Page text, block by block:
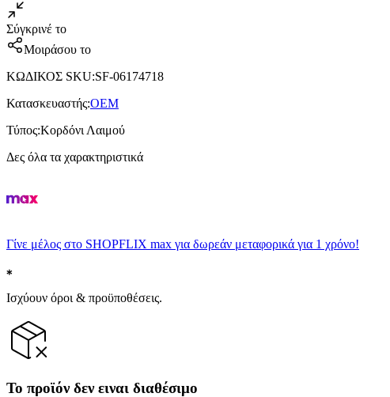
Σύγκρινέ το
Μοιράσου το
ΚΩΔΙΚΟΣ SKU:SF-06174718
Κατασκευαστής:OEM
Τύπος:Κορδόνι Λαιμού
Δες όλα τα χαρακτηριστικά
Γίνε μέλος στο SHOPFLIX max για δωρεάν μεταφορικά για 1 χρόνο!
Ισχύουν όροι & προϋποθέσεις.
Το προϊόν δεν ειναι διαθέσιμο